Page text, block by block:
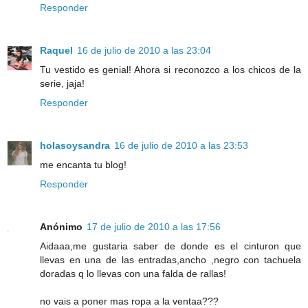
Responder
Raquel 16 de julio de 2010 a las 23:04
Tu vestido es genial! Ahora si reconozco a los chicos de la
serie, jaja!
Responder
holasoysandra 16 de julio de 2010 a las 23:53
me encanta tu blog!
Responder
Anónimo 17 de julio de 2010 a las 17:56
Aidaaa,me gustaria saber de donde es el cinturon que
llevas en una de las entradas,ancho ,negro con tachuela
doradas q lo llevas con una falda de rallas!
no vais a poner mas ropa a la ventaa???